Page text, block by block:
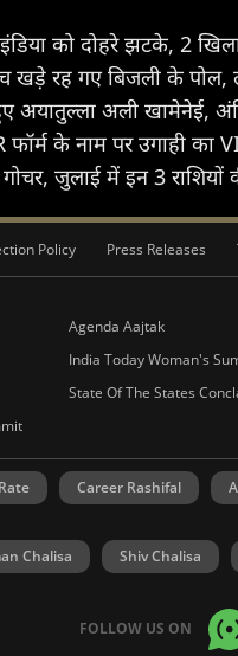
को दोहरे झटके, 2
खड़े रह गए बिजली के पोल,
अयातुल्ला अली खामेनेई,
फॉर्म के नाम पर उगाही का
जुलाई में इन 3
Policy Press Releases
Agenda Aajtak
India Today Woman's
State Of The States
Career Rashifal
Chalisa Shiv Chalisa
FOLLOW US ON